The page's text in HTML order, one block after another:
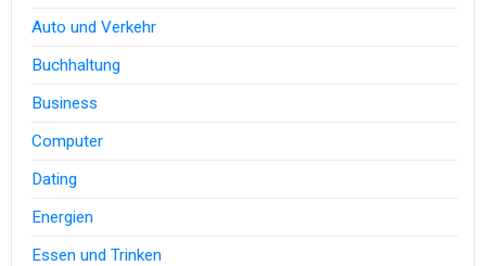
Auto und Verkehr
Buchhaltung
Business
Computer
Dating
Energien
Essen und Trinken